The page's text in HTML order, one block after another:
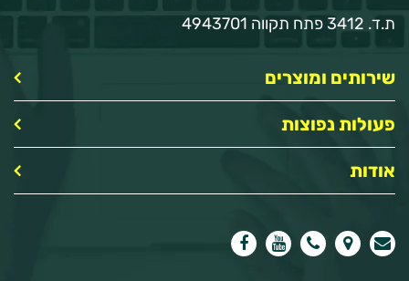
ת.ד. 3412 פתח תקווה 4943701
שירותים ומוצרים
פעולות נפוצות
אודות